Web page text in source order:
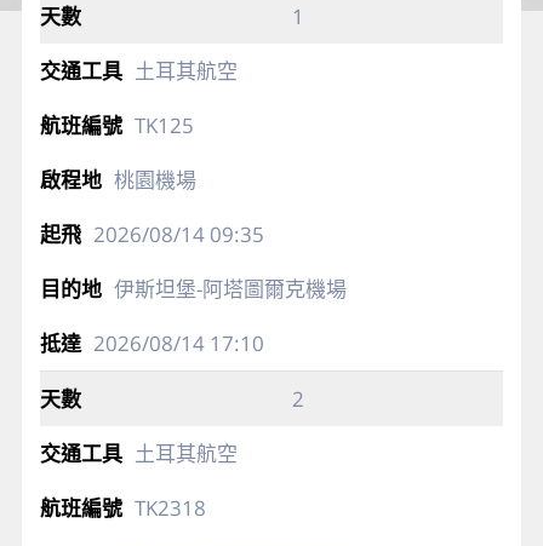
1
土耳其航空
TK125
桃園機場
2026/08/1409:35
伊斯坦堡-阿塔圖爾克機場
2026/08/1417:10
2
土耳其航空
TK2318